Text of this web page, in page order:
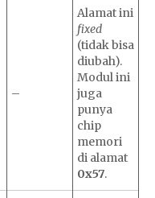
–
Alamat ini
fixed
(tidak bisa
diubah).
Modul ini
juga
punya
chip
memori
di alamat
0x57.